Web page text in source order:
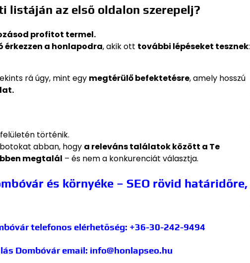
listáján az első oldalon szerepelj?
profitot termel.
a honlapodra, akik ott további lépéseket tesznek:
rá úgy, mint egy megtérülő befektetésre, amely hosszú
történik.
abban, hogy a releváns találatok között a Te
megtalál – és nem a konkurenciát választja.
és környéke – SEO rövid határidőre,
telefonos elérhetőség: +36-30-242-9494
Dombóváremail: info@honlapseo.hu